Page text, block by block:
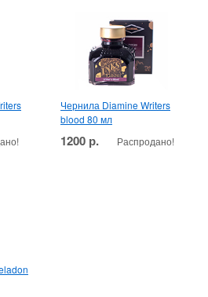
Чернила Diamine Writers
blood 80 мл
1200 р. Распродано!